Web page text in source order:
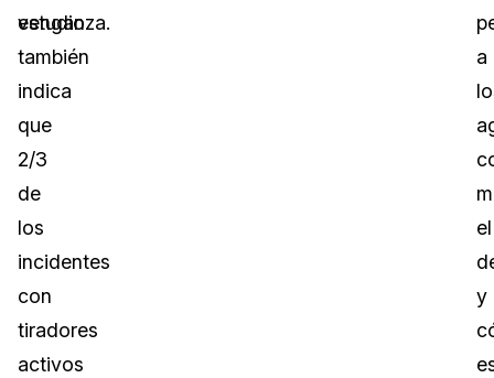
estudio
también
indica
que
2/3
de
los
incidentes
con
tiradores
activos
venganza.
a
el
y